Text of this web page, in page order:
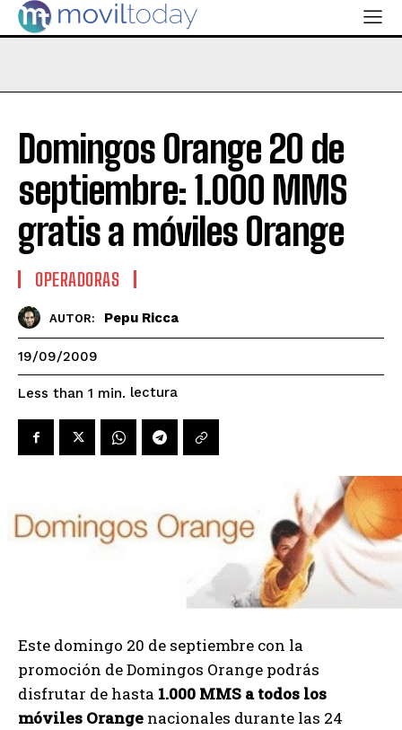
Domingos Orange 20 de
septiembre: 1.000 MMS
gratis a móviles Orange
OPERADORAS
AUTOR: Pepu Ricca
19/09/2009
Less than 1 min. lectura
Este domingo 20 de septiembre con la
promoción de Domingos Orange podrás
disfrutar de hasta 1.000 MMS a todos los
móviles Orange nacionales durante las 24